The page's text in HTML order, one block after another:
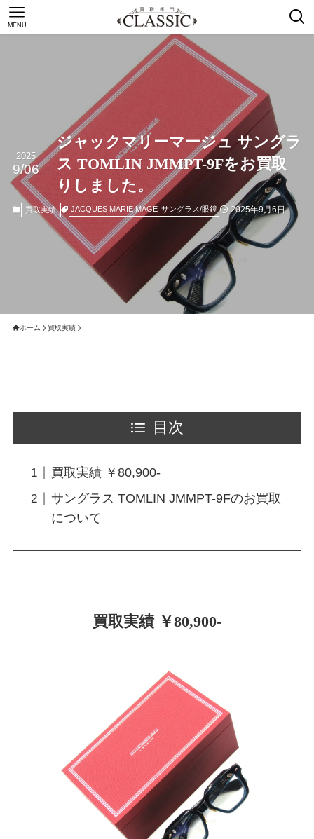
MENU
ジャックマリーマージュ サングラ
ス TOMLIN JMMPT-9Fをお買取
りしました。
2025
9/06
買取実績 JACQUES MARIE MAGE サングラス/眼鏡 2025年9月6日
ホーム 買取実績
目次
買取実績 ￥80,900-
サングラス TOMLIN JMMPT-9Fのお買取
について
買取実績 ￥80,900-